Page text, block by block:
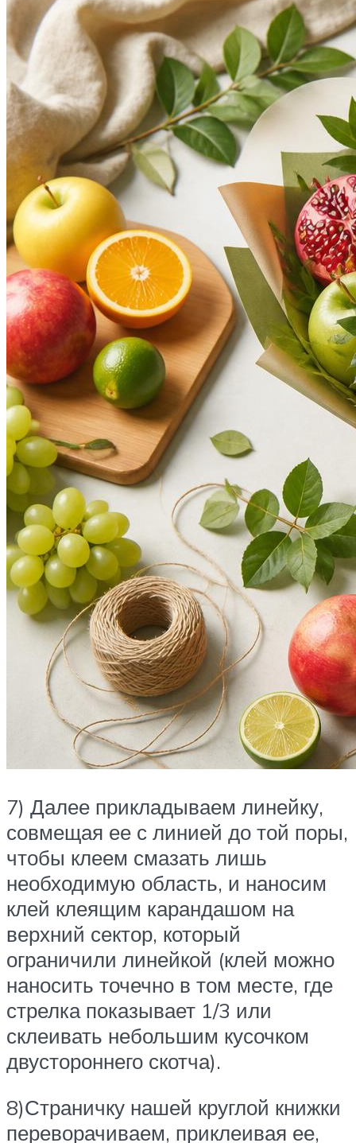
7) Далее прикладываем линейку,
совмещая ее с линией до той поры,
чтобы клеем смазать лишь
необходимую область, и наносим
клей клеящим карандашом на
верхний сектор, который
ограничили линейкой (клей можно
наносить точечно в том месте, где
стрелка показывает 1/3 или
склеивать небольшим кусочком
двустороннего скотча).
8)Страничку нашей круглой книжки
переворачиваем, приклеивая ее,